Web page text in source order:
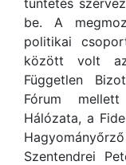
tüntetés
be. A
politikai
között volt az
Független
Fórum
Hálózata, a
Szentendrei